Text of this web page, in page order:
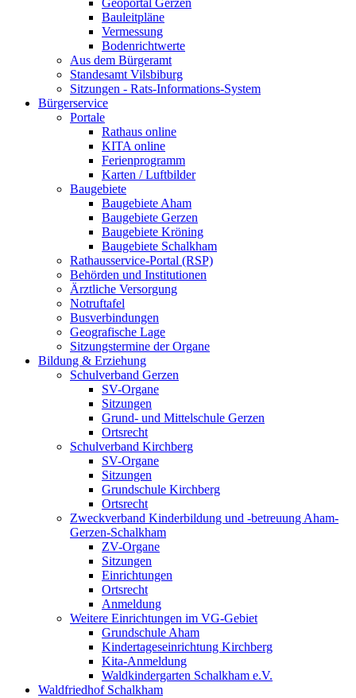
Geoportal Gerzen
Bauleitpläne
Vermessung
Bodenrichtwerte
Aus dem Bürgeramt
Standesamt Vilsbiburg
Sitzungen - Rats-Informations-System
Bürgerservice
Portale
Rathaus online
KITA online
Ferienprogramm
Karten / Luftbilder
Baugebiete
Baugebiete Aham
Baugebiete Gerzen
Baugebiete Kröning
Baugebiete Schalkham
Rathausservice-Portal (RSP)
Behörden und Institutionen
Ärztliche Versorgung
Notruftafel
Busverbindungen
Geografische Lage
Sitzungstermine der Organe
Bildung & Erziehung
Schulverband Gerzen
SV-Organe
Sitzungen
Grund- und Mittelschule Gerzen
Ortsrecht
Schulverband Kirchberg
SV-Organe
Sitzungen
Grundschule Kirchberg
Ortsrecht
Zweckverband Kinderbildung und -betreuung Aham-
Gerzen-Schalkham
ZV-Organe
Sitzungen
Einrichtungen
Ortsrecht
Anmeldung
Weitere Einrichtungen im VG-Gebiet
Grundschule Aham
Kindertageseinrichtung Kirchberg
Kita-Anmeldung
Waldkindergarten Schalkham e.V.
Waldfriedhof Schalkham